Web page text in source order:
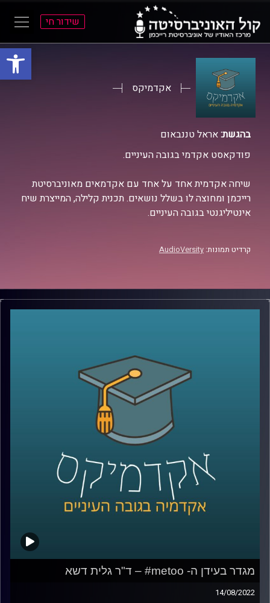
פתח
שידור חי
אקדמיקס
בהגשת:אראל טננבאום
פודקאסט אקדמי בגובה העיניים.
שיחה אקדמית אחד על אחד עם אקדמאים מאוניברסיטת
רייכמן ומחוצה לו בשלל נושאים. תכנית קלילה, המייצרת שיח
אינטיליגנטי בגובה העיניים.
קרדיט תמונות: AudioVersity
מגדר בעידן ה- metoo# – ד"ר גלית דשא
14/08/2022